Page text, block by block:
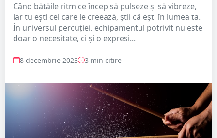
Când bătăile ritmice încep să pulseze și să vibreze,
iar tu ești cel care le creează, știi că ești în lumea ta.
În universul percuției, echipamentul potrivit nu este
doar o necesitate, ci și o expresi...
8 decembrie 2023 3 min citire